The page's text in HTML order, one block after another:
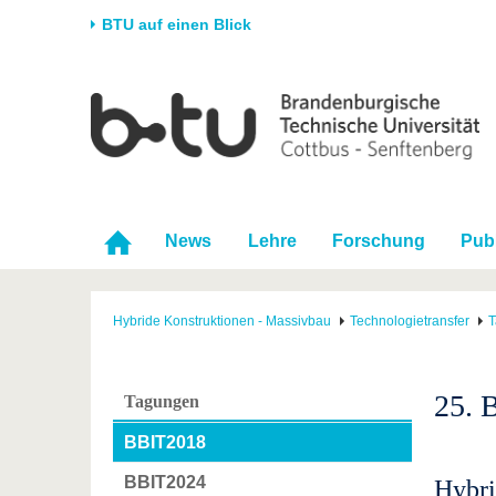
BTU auf einen Blick
Universität
Karriere & Engagement
Partnerschaften &
Strukturwandel
Forschung
Förderung
Wissenschaftlicher
Nachwuchs
Im
News Lehre Forschung
Hybride Konstruktionen - Massivbau Technologietransfer
Tagungen
BBIT2018
BBIT2024
25.